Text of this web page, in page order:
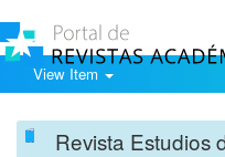
View Item
Revista Estudios